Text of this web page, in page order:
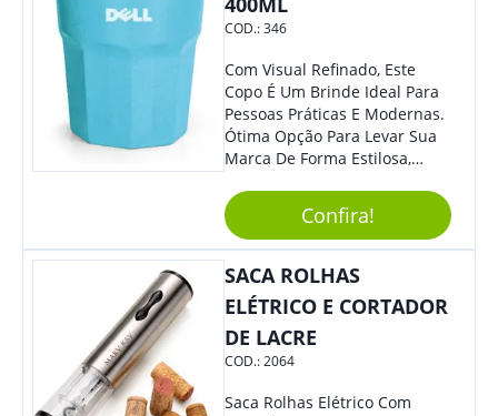
COD.:346
Com Visual Refinado, Este
Copo É Um Brinde Ideal Para
Pessoas Práticas E Modernas.
Ótima Opção Para Levar Sua
Marca De Forma Estilosa,
Empresa Em Eventos,
Reuniões Corporativas Ou Até
Mesmo Para Presentear
Colaboradores.
Confira!
SACA ROLHAS
ELÉTRICO E CORTADOR
DE LACRE
COD.:2064
Saca Rolhas Elétrico Com